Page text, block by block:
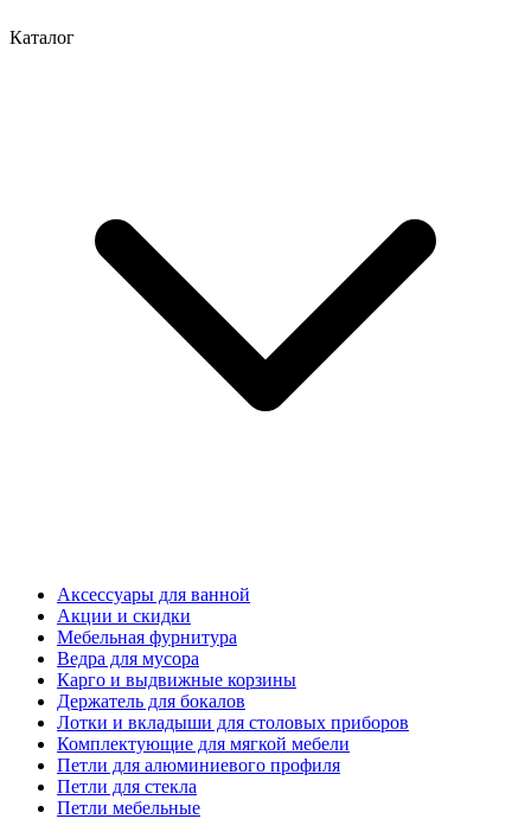
Каталог
Аксессуары для ванной
Акции и скидки
Мебельная фурнитура
Ведра для мусора
Карго и выдвижные корзины
Держатель для бокалов
Лотки и вкладыши для столовых приборов
Комплектующие для мягкой мебели
Петли для алюминиевого профиля
Петли для стекла
Петли мебельные